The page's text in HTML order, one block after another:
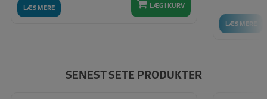
LÆS MERE LÆG I KURV
LÆS MERE
SENEST SETE PRODUKTER